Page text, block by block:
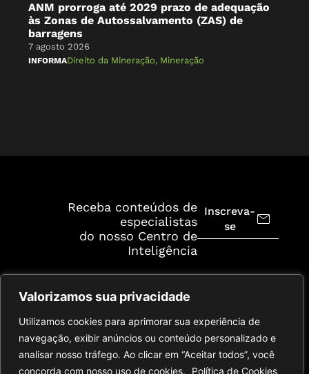
Valorizamos sua privacidade
Utilizamos cookies para aprimorar sua experiência de
navegação, exibir anúncios ou conteúdo personalizado e
analisar nosso tráfego. Ao clicar em “Aceitar todos”, você
concorda com nosso uso de cookies.
Política de Cookies
ANM prorroga até 2029 prazo de adequação
às Zonas de Autossalvamento (ZAS) de
barragens
7 agosto 2026
INFORMADireito da Mineração, Mineração
Receba conteúdos de
especialistas
do nosso Centro de
Inteligência
Inscreva-
se